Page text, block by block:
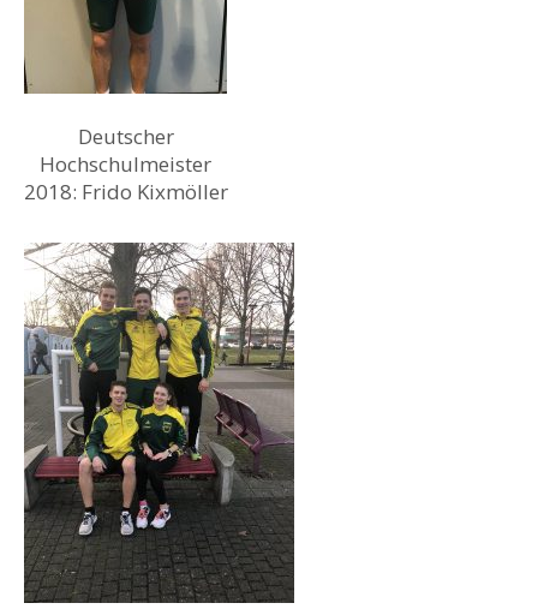
Deutscher
Hochschulmeister
2018: Frido Kixmöller